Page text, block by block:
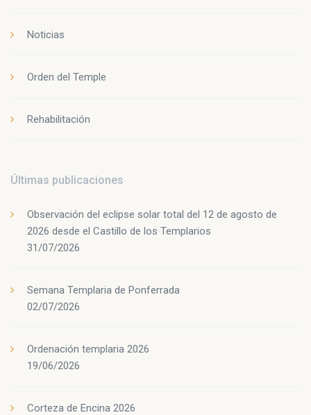
Noticias
Orden del Temple
Rehabilitación
Últimas publicaciones
Observación del eclipse solar total del 12 de agosto de
2026 desde el Castillo de los Templarios
31/07/2026
Semana Templaria de Ponferrada
02/07/2026
Ordenación templaria 2026
19/06/2026
Corteza de Encina 2026